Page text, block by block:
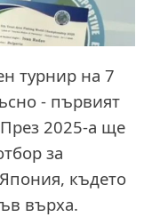
турнир на 7
- първият
2025-а ще
за
където
върха.